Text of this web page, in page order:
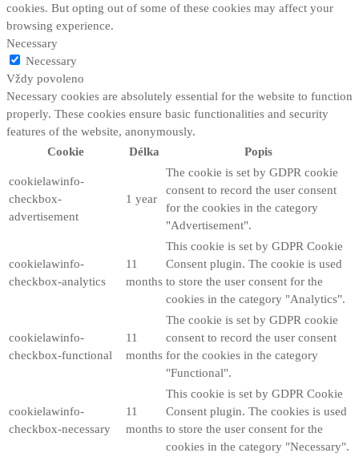
cookies. But opting out of some of these cookies may affect your
browsing experience.
Necessary
Necessary
Vždy povoleno
Necessary cookies are absolutely essential for the website to function
properly. These cookies ensure basic functionalities and security
features of the website, anonymously.
Cookie
Délka Popis
cookielawinfo-
checkbox-
advertisement
1 year
The cookie is set by GDPR cookie
consent to record the user consent
for the cookies in the category
"Advertisement".
cookielawinfo-
checkbox-analytics
11
months
This cookie is set by GDPR Cookie
Consent plugin. The cookie is used
to store the user consent for the
cookies in the category "Analytics".
cookielawinfo-
checkbox-functional
11
months
The cookie is set by GDPR cookie
consent to record the user consent
for the cookies in the category
"Functional".
cookielawinfo-
checkbox-necessary
11
months
This cookie is set by GDPR Cookie
Consent plugin. The cookies is used
to store the user consent for the
cookies in the category "Necessary".